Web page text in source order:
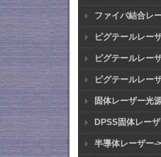
ファイバ結合レ
ピグテールレー
ピグテールレー
ピグテールレー
固体レーザー光
DPSS固体レー
半導体レーザー->